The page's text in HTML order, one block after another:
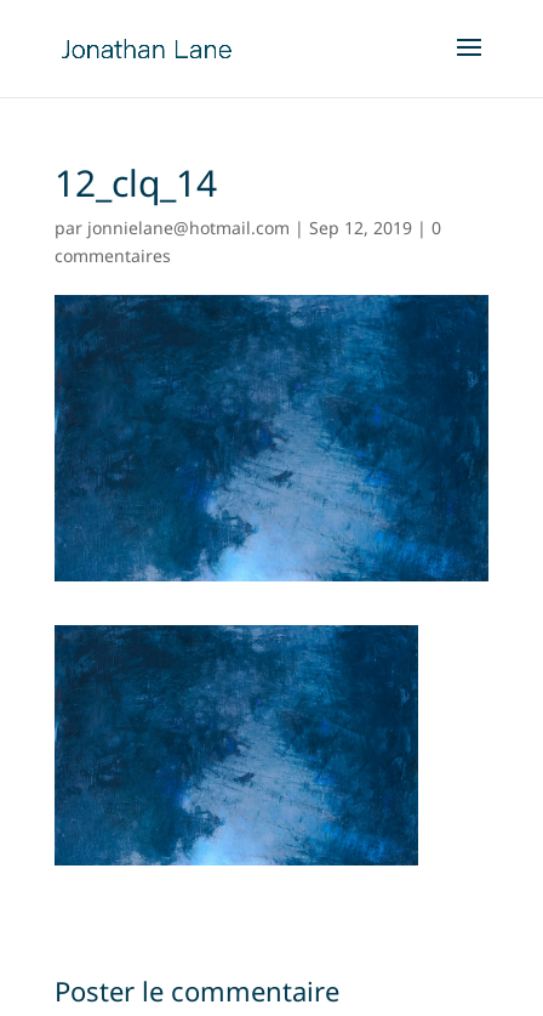
12_clq_14
par jonnielane@hotmail.com | Sep 12, 2019| 0
commentaires
Poster le commentaire